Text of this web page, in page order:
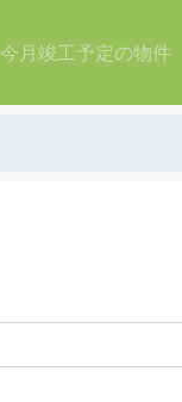
今月竣工予定の物件